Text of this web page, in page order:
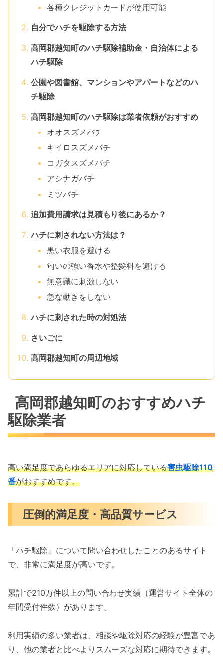
各種クレジットカードが使用可能
自分でハチを駆除する方法
高岡郡越知町のハチ駆除補助金・自治体による
ハチ駆除
公園や図書館、マンションやアパートなどのハ
チ駆除
高岡郡越知町のハチ駆除は業者依頼がおすすめ
オオスズメバチ
キイロスズメバチ
コガタスズメバチ
アシナガバチ
ミツバチ
追加費用請求は見積もり後にあるか？
ハチに刺されない方法は？
黒い衣服を避ける
匂いの強い香水や整髪料を避ける
無意識に刺激しない
急な動きをしない
ハチに刺された時の対処法
さいごに
高岡郡越知町の周辺地域
高岡郡越知町のおすすめハチ
駆除業者
高い満足度であらゆるエリアに対応している害虫駆除110
番がおすすめです。
圧倒的満足度・高品質サービス
「ハチ駆除」について問い合わせしたことのあるサイト
で、非常に満足度が高いです。
累計で210万件以上の問い合わせ実績（運営サイト全体の
年間受付件数）があります。
利用実績の多い業者は、相談や駆除対応の経験が豊富であ
り、他の業者と比べよりスムーズな対応に期待できます。